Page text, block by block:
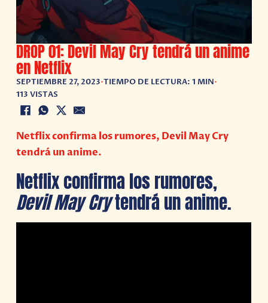
DROP 01: Devil May Cry tendrá un anime
en Netflix
SEPTIEMBRE 27, 2023•TIEMPO DE LECTURA: 1 MIN•
113 VISTAS
Netflix confirma los rumores, Devil May Cry
tendrá un anime.
Netflix confirma los rumores,
Devil May Crytendrá un anime.